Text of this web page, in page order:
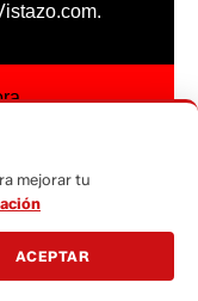
mejorar tu
ACEPTAR